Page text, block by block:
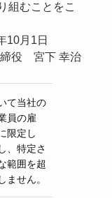
組むことをこ
10月1日
締役 宮下 幸治
て当社の
員の雇
限定し
、特定さ
範囲を超
ません。